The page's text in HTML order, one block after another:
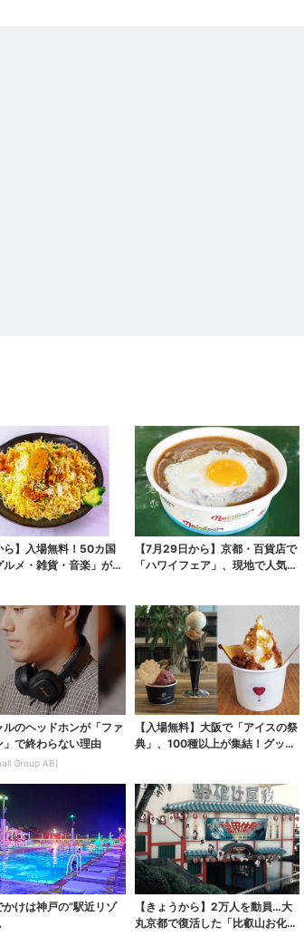
ら】入場無料！50カ国
ルメ・雑貨・音楽」が集
【7月29日から】京都・百貨店で
「ハワイフェア」、現地で人気の
ルのヘッドホンが「ファ
」で終わらない理由
Group AB)
【入場無料】大阪で「アイスの祭
典」、100種以上が集結！グッズ
かけは神戸の”駅近リゾ
【きょうから】2万人を動員…大
丸京都で復活した「比叡山お化け